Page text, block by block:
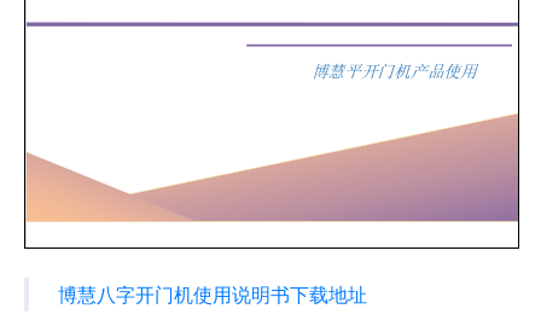
博慧八字开门机使用说明书下载地址